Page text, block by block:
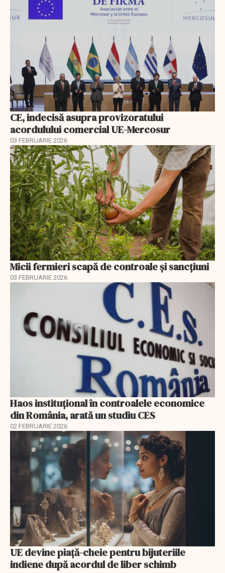
CE, indecisă asupra provizoratului
acordulului comercial UE-Mercosur
03 FEBRUARIE 2026
Micii fermieri scapă de controale și sancțiuni
03 FEBRUARIE 2026
Haos instituțional în controalele economice
din România, arată un studiu CES
02 FEBRUARIE 2026
UE devine piață-cheie pentru bijuteriile
indiene după acordul de liber schimb